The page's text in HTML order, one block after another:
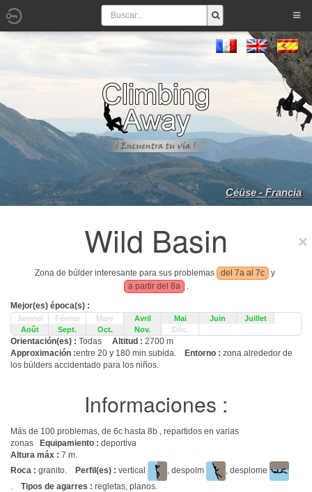
Céüse - Francia
Wild Basin
Zona de búlder interesante para sus problemas del 7a al 7c
y
a partir del 8a
.
Mejor(es) época(s) :
Janvier Février Mars Avril Mai Juin
Juillet
Août
Sept. Oct. Nov. Déc.
Orientación(es) : Todas Altitud : 2700 m
Approximación :entre 20 y 180 min subida. Entorno : zona alrededor de
los búlders accidentado para los niños.
Informaciones :
Más de 100 problemas, de 6c hasta 8b , repartidos en varias
zonas
Equipamiento : deportiva
Altura máx : 7 m.
Roca : granito. Perfil(es) : vertical , despolm
, desplome
. Tipos de agarres : regletas, planos.